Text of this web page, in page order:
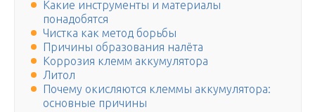
Какие инструменты и материалы
понадобятся
Чистка как метод борьбы
Причины образования налёта
Коррозия клемм аккумулятора
Литол
Почему окисляются клеммы аккумулятора:
основные причины